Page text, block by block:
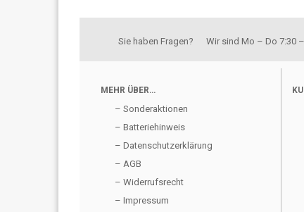
Sie haben Fragen? Wir sind Mo – Do 7:30
MEHR ÜBER…
– Sonderaktionen
– Batteriehinweis
– Datenschutzerklärung
– AGB
– Widerrufsrecht
– Impressum